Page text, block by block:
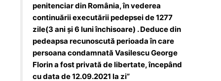
penitenciar din România, în vederea
continuării executării pedepsei de 1277
zile(3 ani și 6 luni închisoare) . Deduce din
pedeapsa recunoscută perioada în care
persoana condamnată Vasilescu George
Florin a fost privată de libertate, începând
cu data de 12.09.2021 la zi”